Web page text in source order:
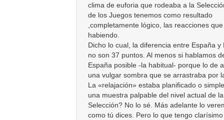
clima de euforia que rodeaba a la
de los Juegos tenemos como resultado
,completamente lógico, las reacciones
habiendo.
Dicho lo cual, la diferencia entre España y
no son 37 puntos. Al menos si hablamos
España posible -la habitual- porque lo de
una vulgar sombra que se arrastraba por
La «relajación» estaba planificado o
una muestra palpable del nivel actual de la
Selección? No lo sé. Más adelante lo
como tú dices. Pero lo que tengo